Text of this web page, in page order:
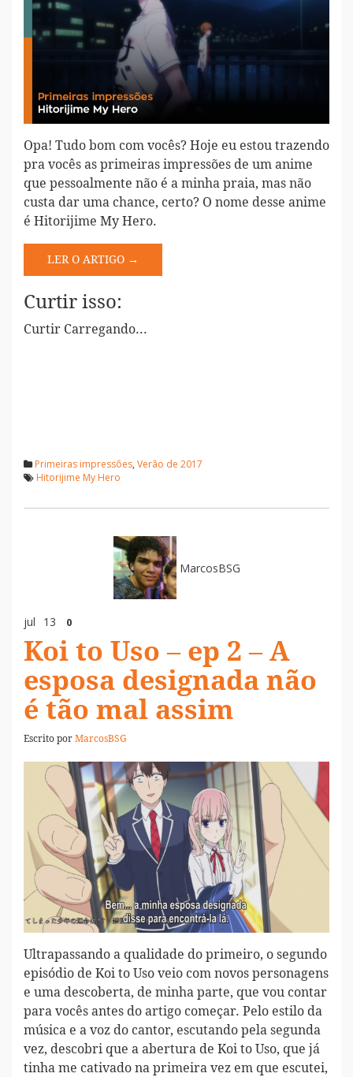
Opa! Tudo bom com vocês? Hoje eu estou trazendo
pra vocês as primeiras impressões de um anime
que pessoalmente não é a minha praia, mas não
custa dar uma chance, certo? O nome desse anime
é Hitorijime My Hero.
LER O ARTIGO →
Curtir isso:
Curtir Carregando...
Primeiras impressões, Verão de 2017
Hitorijime My Hero
MarcosBSG
jul 13 0
Koi to Uso – ep 2 – A
esposa designada não
é tão mal assim
Escrito porMarcosBSG
Ultrapassando a qualidade do primeiro, o segundo
episódio de Koi to Uso veio com novos personagens
e uma descoberta, de minha parte, que vou contar
para vocês antes do artigo começar. Pelo estilo da
música e a voz do cantor, escutando pela segunda
vez, descobri que a abertura de Koi to Uso, que já
tinha me cativado na primeira vez em que escutei,